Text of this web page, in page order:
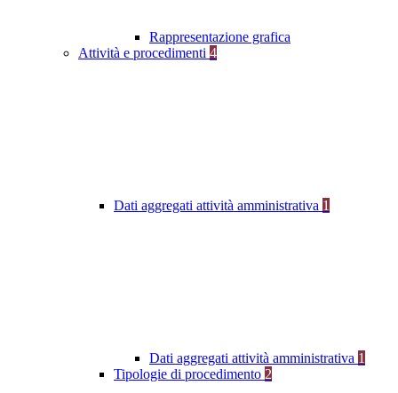
Rappresentazione grafica
Attività e procedimenti 4
Dati aggregati attività amministrativa 1
Dati aggregati attività amministrativa 1
Tipologie di procedimento 2